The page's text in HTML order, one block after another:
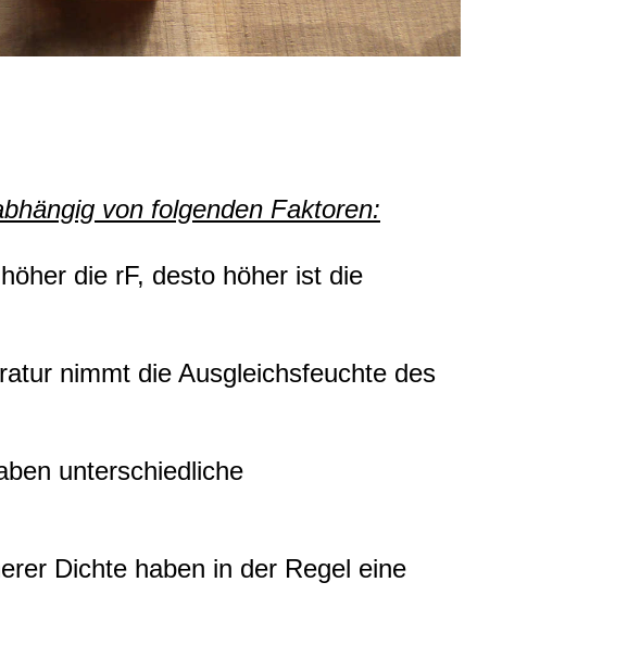
von folgenden Faktoren:
die rF, desto höher ist die
nimmt die Ausgleichsfeuchte des
unterschiedliche
Dichte haben in der Regel eine